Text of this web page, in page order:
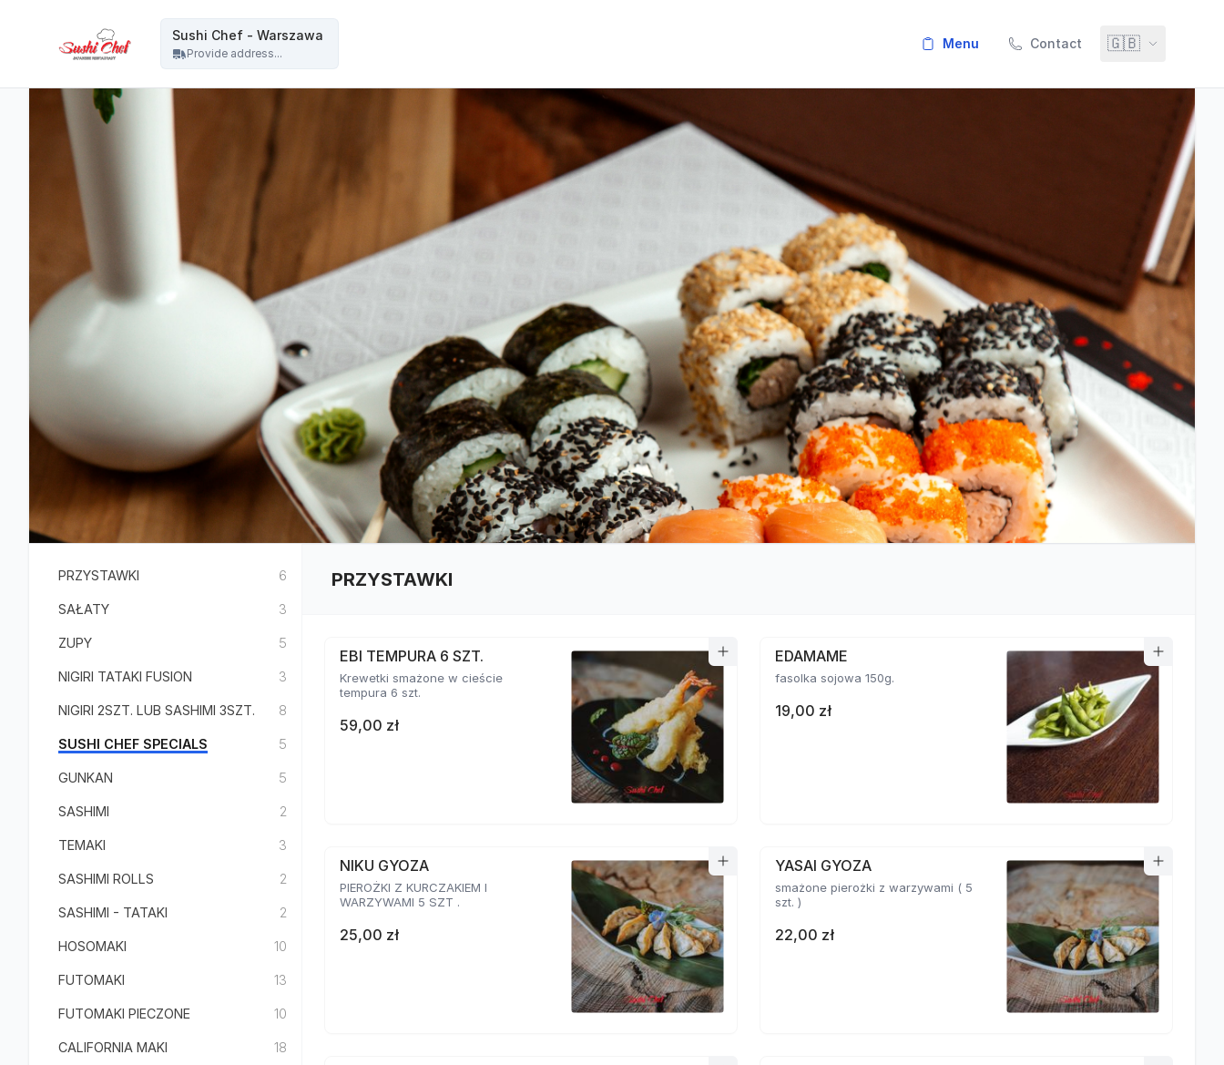
Sushi Chef - Warszawa
Provide address...
menu Contact 🇬🇧
PRZYSTAWKI 6
SAŁATY 3
ZUPY 5
NIGIRI TATAKI FUSION 3
NIGIRI 2SZT. LUB SASHIMI 3SZT. 8
SUSHI CHEF SPECIALS 5
GUNKAN 5
SASHIMI 2
TEMAKI 3
SASHIMI ROLLS 2
SASHIMI - TATAKI 2
HOSOMAKI 10
FUTOMAKI 13
FUTOMAKI PIECZONE 10
CALIFORNIA MAKI 18
PRZYSTAWKI
EBI TEMPURA 6 SZT.
Krewetki smażone w cieście
tempura 6 szt.
59,00 zł
EDAMAME
fasolka sojowa 150g.
19,00 zł
NIKU GYOZA
PIEROŻKI Z KURCZAKIEM I
WARZYWAMI 5 SZT .
25,00 zł
YASAI GYOZA
smażone pierożki z warzywami ( 5
szt. )
22,00 zł